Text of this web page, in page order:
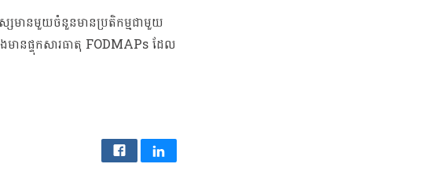
សមានមួយចំនួនមានប្រតិកម្មជាមួយ
មានផ្ទុកសារធាតុ FODMAPs ដែល